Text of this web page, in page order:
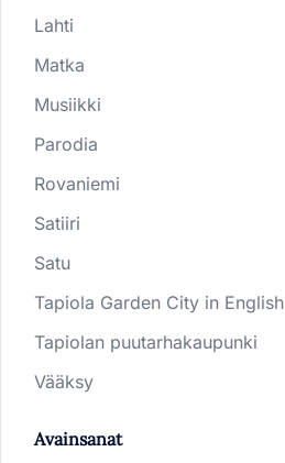
Lahti
Matka
Musiikki
Parodia
Rovaniemi
Satiiri
Satu
Tapiola Garden City in English
Tapiolan puutarhakaupunki
Vääksy
Avainsanat